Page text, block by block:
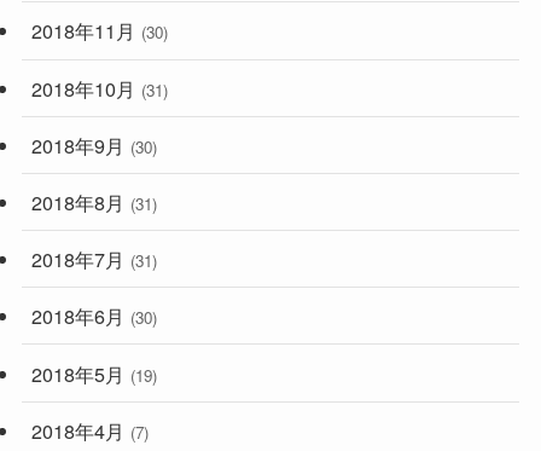
2018年11月 (30)
2018年10月 (31)
2018年9月 (30)
2018年8月 (31)
2018年7月 (31)
2018年6月 (30)
2018年5月 (19)
2018年4月 (7)